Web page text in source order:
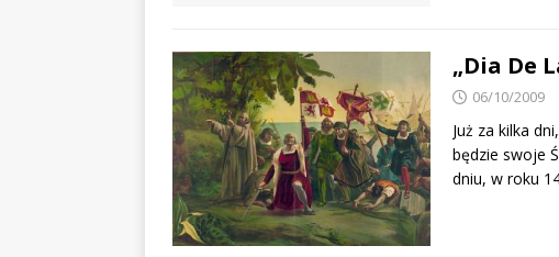
„Dia De
06/10/2009
Już za kilka
będzie swoje
dniu, w roku